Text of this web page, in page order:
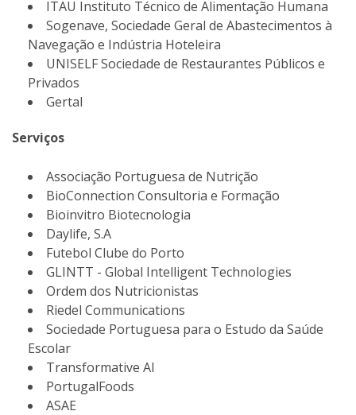
ITAU Instituto Técnico de Alimentação Humana
Sogenave, Sociedade Geral de Abastecimentos à
Navegação e Indústria Hoteleira
UNISELF Sociedade de Restaurantes Públicos e
Privados
Gertal
Serviços
Associação Portuguesa de Nutrição
BioConnection Consultoria e Formação
Bioinvitro Biotecnologia
Daylife, S.A
Futebol Clube do Porto
GLINTT - Global Intelligent Technologies
Ordem dos Nutricionistas
Riedel Communications
Sociedade Portuguesa para o Estudo da Saúde
Escolar
Transformative AI
PortugalFoods
ASAE